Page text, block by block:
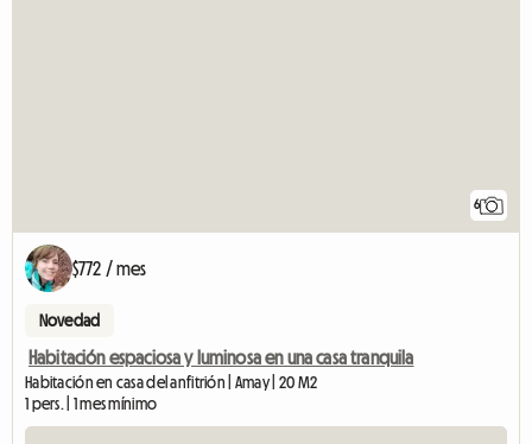
6
$772 / mes
Novedad
Habitación espaciosa y luminosa en una casa tranquila
Habitación en casa del anfitrión | Amay | 20 M2
1 pers. | 1 mes mínimo